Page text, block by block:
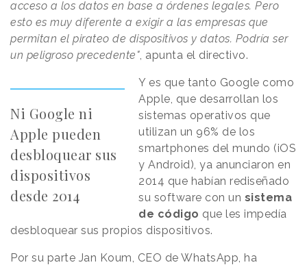
acceso a los datos en base a órdenes legales. Pero
esto es muy diferente a exigir a las empresas que
permitan el pirateo de dispositivos y datos. Podría ser
un peligroso precedente", apunta el directivo.
Ni Google ni
Apple pueden
desbloquear sus
dispositivos
desde 2014
Y es que tanto Google como
Apple, que desarrollan los
sistemas operativos que
utilizan un 96% de los
smartphones del mundo (iOS
y Android), ya anunciaron en
2014 que habían rediseñado
su software con un sistema
de código que les impedía
desbloquear sus propios dispositivos.
Por su parte Jan Koum, CEO de WhatsApp, ha